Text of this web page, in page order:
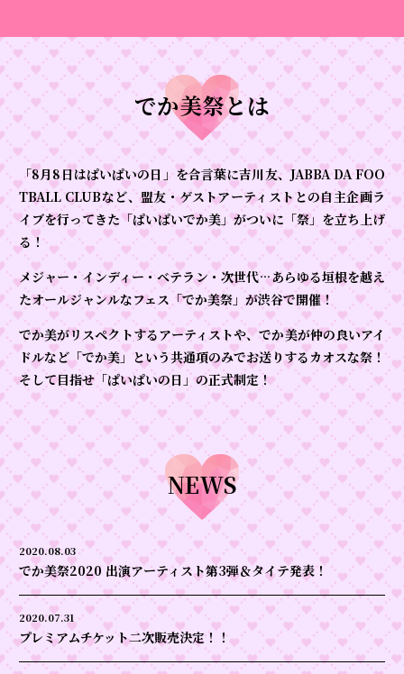
でか美祭とは
「8月8日はぱいぱいの日」を合言葉に吉川友、JABBA DA FOO
TBALL CLUBなど、盟友・ゲストアーティストとの自主企画ラ
イブを行ってきた「ぱいぱいでか美」がついに「祭」を立ち上げ
る！
メジャー・インディー・ベテラン・次世代…あらゆる垣根を越え
たオールジャンルなフェス「でか美祭」が渋谷で開催！
でか美がリスペクトするアーティストや、でか美が仲の良いアイ
ドルなど「でか美」という共通項のみでお送りするカオスな祭！
そして目指せ「ぱいぱいの日」の正式制定！
NEWS
2020.08.03
でか美祭2020 出演アーティスト第3弾＆タイテ発表！
2020.07.31
プレミアムチケット二次販売決定！！